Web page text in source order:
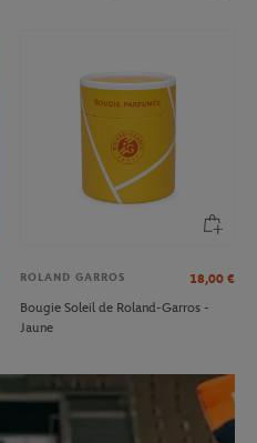
ROLAND GARROS 18,00 €
Bougie Soleil de Roland-Garros -
Jaune